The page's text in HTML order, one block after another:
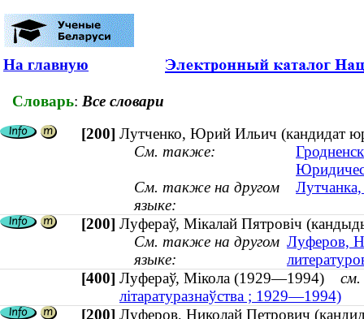
На главную
Словарь: Все словари
[200] Лутченко, Юрий Ильич (кандидат
См. также:
См. также на другом
языке:
[200] Луфераў, Мікалай Пятровіч
См. также на другом
языке:
Луферов,
[400] Луфераў, Мікола (1929—1994) см.
літаратуразнаўства ; 1929—1994)
[200] Луферов, Николай Петрович